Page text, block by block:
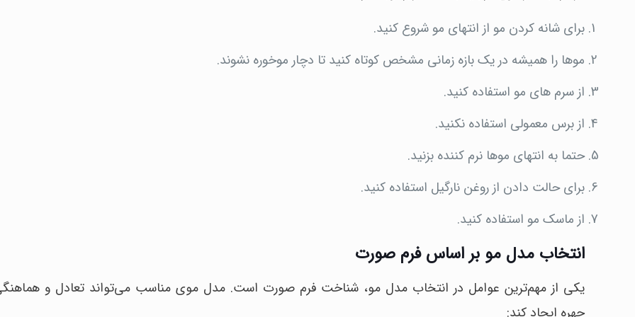
برای شانه کردن مو از انتهای مو شروع کنید.
موها را همیشه در یک بازه زمانی مشخص کوتاه کنید تا دچار موخوره نشوند.
از سرم های مو استفاده کنید.
از برس معمولی استفاده نکنید.
حتما به انتهای موها نرم کننده بزنید.
برای حالت دادن از روغن نارگیل استفاده کنید.
از ماسک مو استفاده کنید.
انتخاب مدل مو بر اساس فرم صورت
یکی از مهم‌ترین عوامل در انتخاب مدل مو، شناخت فرم صورت است. مدل موی مناسب می‌تواند تعادل و
چهره ایجاد کند: